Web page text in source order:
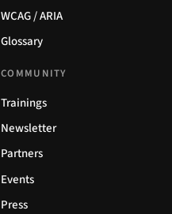
WCAG / ARIA
Glossary
COMMUNITY
Trainings
Newsletter
Partners
Events
Press